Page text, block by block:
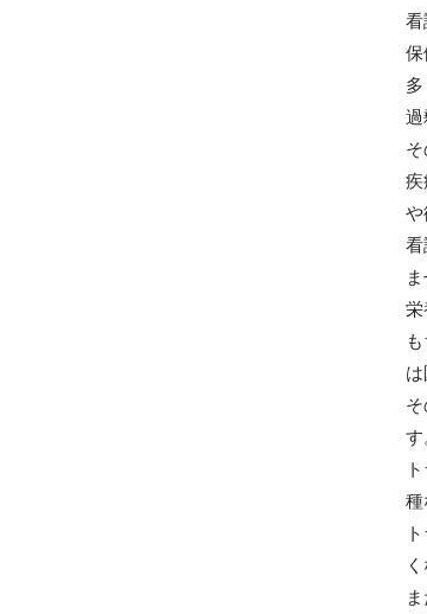
看
保
過
疾
や
看
ま
栄
す
種